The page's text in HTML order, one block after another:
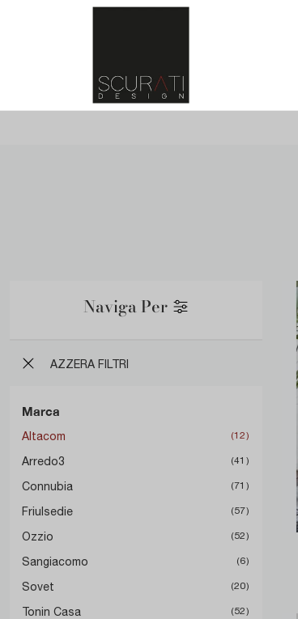
Naviga Per
AZZERA FILTRI
Marca
Altacom 12
Arredo3 41
Connubia 71
Friulsedie 57
Ozzio 52
Sangiacomo 6
Sovet 20
Tonin Casa 52